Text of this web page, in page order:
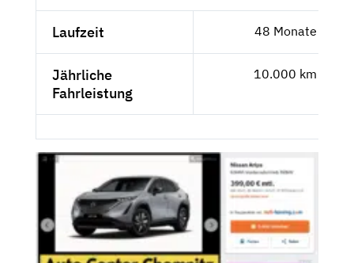
Laufzeit 48 Monate
Jährliche
Fahrleistung
10.000 km